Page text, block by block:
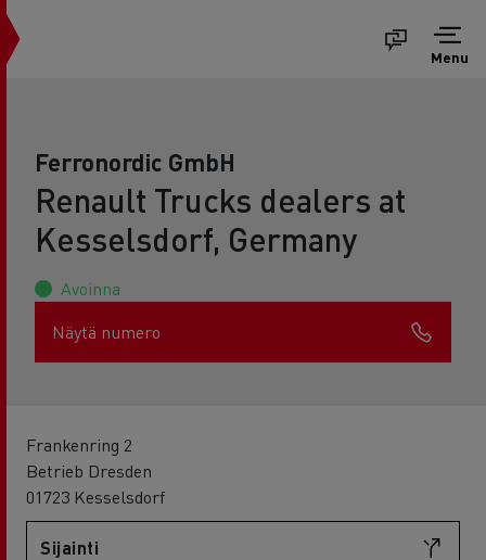
Menu
Ferronordic GmbH
Renault Trucks dealers at
Kesselsdorf, Germany
Avoinna
Näytä numero
Frankenring 2
Betrieb Dresden
01723 Kesselsdorf
Sijainti